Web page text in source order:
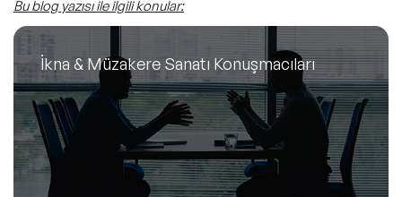
Bu blog yazısı ile ilgili konular:
İkna & Müzakere Sanatı Konuşmacıları